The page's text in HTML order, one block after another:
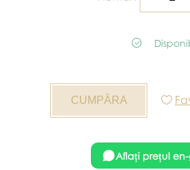
Aflați prețul en-